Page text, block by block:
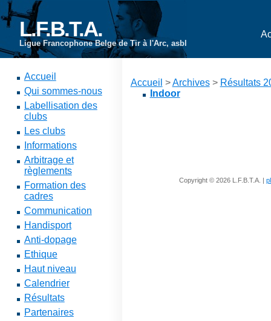
L.F.B.T.A.
Ligue Francophone Belge de Tir à l'Arc, asbl
Accueil
Qui sommes-nous
Labellisation des
clubs
Les clubs
Informations
Arbitrage et
règlements
Formation des
cadres
Communication
Handisport
Anti-dopage
Ethique
Haut niveau
Calendrier
Résultats
Partenaires
Accueil >Archives> Résultats
Indoor
Copyright © 2026 L.F.B.T.A. |